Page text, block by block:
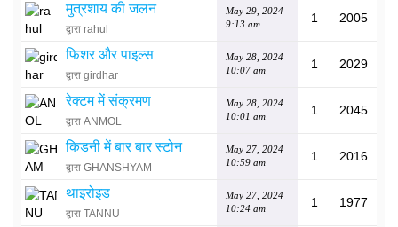
मुत्रशाय की जलन
द्वारा rahul
May 29, 2024
9:13 am
1 2005
फिशर और पाइल्स
द्वारा girdhar
May 28, 2024
10:07 am
1 2029
रेक्टम में संक्रमण
द्वारा ANMOL
May 28, 2024
10:01 am
1 2045
किडनी में बार बार स्टोन
द्वारा GHANSHYAM
May 27, 2024
10:59 am
1 2016
थाइरोइड
द्वारा TANNU
May 27, 2024
10:24 am
1 1977